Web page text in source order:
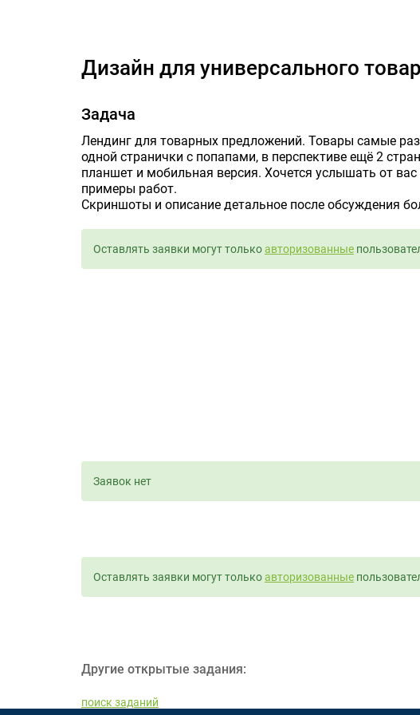
Дизайн для универсального
Задача
Лендинг для товарных предложений. Товары самые
одной странички с попапами, в перспективе ещё 2
планшет и мобильная версия. Хочется услышать от
примеры работ.
Скриншоты и описание детальное после обсуждения
Оставлять заявки могут толькоавторизованные
Заявок нет
Оставлять заявки могут толькоавторизованные
Другие открытые задания:
поиск заданий